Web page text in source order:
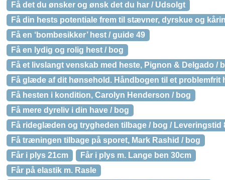
Få det du ønsker og ønsk det du har / Udsolgt
Få din hests potentiale frem til stævner, dyrskue og
Få en ‘bombesikker’ hest / guide 49
Få en lydig og rolig hest / bog
Få et livslangt venskab med heste, Pignon & Delgado /
Få glæde af dit hønsehold. Håndbogen til et problemfrit
Få hesten i kondition, Carolyn Henderson / bog
Få mere dyreliv i din have / bog
Få rideglæden og trygheden tilbage / bog / Leveringstid
Få træningen tilbage på sporet, Mark Rashid / bog
Får i plys 21cm
Får i plys m. Lange ben 30cm
Får på elastik m. Rasle